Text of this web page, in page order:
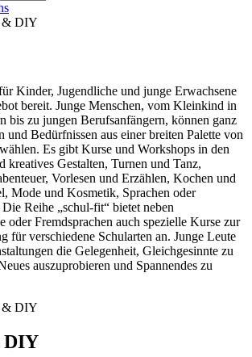
& DIY
Kinder, Jugendliche und junge Erwachsene
bereit. Junge Menschen, vom Kleinkind in
bis zu jungen Berufsanfängern, können ganz
und Bedürfnissen aus einer breiten Palette von
Es gibt Kurse und Workshops in den
kreatives Gestalten, Turnen und Tanz,
Vorlesen und Erzählen, Kochen und
Mode und Kosmetik, Sprachen oder
Reihe „schul-fit“ bietet neben
oder Fremdsprachen auch spezielle Kurse zur
für verschiedene Schularten an. Junge Leute
die Gelegenheit, Gleichgesinnte zu
auszuprobieren und Spannendes zu
& DIY
DIY